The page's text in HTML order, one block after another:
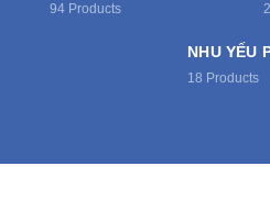
94 Products
NHU YẾU
18 Products